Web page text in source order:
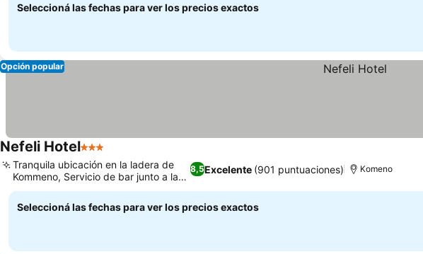
Seleccioná las fechas para ver los precios exactos
Opción popular
Nefeli Hotel3 Estrellas
8,5Excelente (901 puntuaciones)
Tranquila ubicación en la ladera de
Kommeno, Servicio de bar junto a la
piscina
Komeno
Seleccioná las fechas para ver los precios exactos